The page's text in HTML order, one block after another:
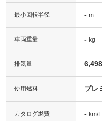
最小回転半径 - m
車両重量 - kg
排気量 6,498
使用燃料 プレ
カタログ燃費 - km/L